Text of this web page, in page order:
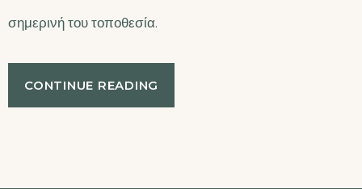
σημερινή του τοποθεσία.
CONTINUE READING